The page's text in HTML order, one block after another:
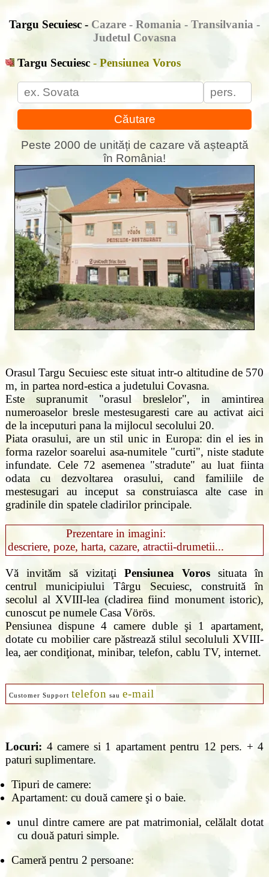
Targu Secuiesc - Cazare - Romania - Transilvania -
Judetul Covasna
Targu Secuiesc - Pensiunea Voros
Căutare
Peste 2000 de unități de cazare vă așteaptă
în România!
Orasul Targu Secuiesc este situat intr-o altitudine de 570
m, in partea nord-estica a judetului Covasna.
Este supranumit "orasul breslelor", in amintirea
numeroaselor bresle mestesugaresti care au activat aici
de la inceputuri pana la mijlocul secolului 20.
Piata orasului, are un stil unic in Europa: din el ies in
forma razelor soarelui asa-numitele "curti", niste stadute
infundate. Cele 72 asemenea "stradute" au luat fiinta
odata cu dezvoltarea orasului, cand familiile de
mestesugari au inceput sa construiasca alte case in
gradinile din spatele cladirilor principale.
Prezentare in imagini:
descriere, poze, harta, cazare, atractii-drumetii...
Vă invităm să vizitaţi Pensiunea Voros situata în
centrul municipiului Târgu Secuiesc, construită în
secolul al XVIII-lea (cladirea fiind monument istoric),
cunoscut pe numele Casa Vörös.
Pensiunea dispune 4 camere duble şi 1 apartament,
dotate cu mobilier care păstrează stilul secolululi XVIII-
lea, aer condiţionat, minibar, telefon, cablu TV, internet.
Customer Support telefon sau e-mail
Locuri: 4 camere si 1 apartament pentru 12 pers. + 4
paturi suplimentare.
Tipuri de camere:
Apartament: cu două camere şi o baie.
unul dintre camere are pat matrimonial, celălalt dotat
cu două paturi simple.
Cameră pentru 2 persoane: